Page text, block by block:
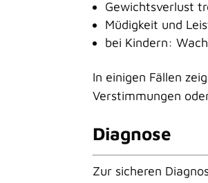
Gewichtsverlust
Müdigkeit und
bei Kindern:
In einigen Fällen
Verstimmungen
Diagnose
Zur sicheren